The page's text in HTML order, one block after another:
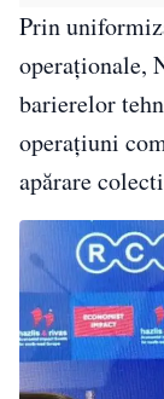
Prin
operaționale,
barierelor
operațiuni
apărare